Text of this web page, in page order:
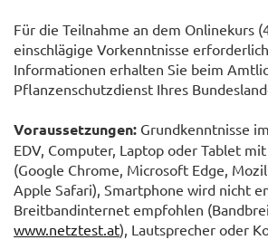
Für die Teilnahme an dem Onlinekurs
einschlägige Vorkenntnisse
Informationen erhalten Sie beim
Pflanzenschutzdienst Ihres
Voraussetzungen: Grundkenntnisse
EDV, Computer, Laptop oder Tablet
(Google Chrome, Microsoft Edge,
Apple Safari), Smartphone wird nicht
Breitbandinternet empfohlen
www.netztest.at), Lautsprecher oder